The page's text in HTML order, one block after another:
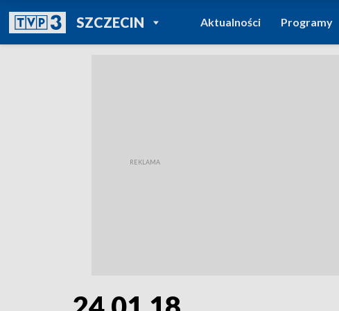
SZCZECINPOWRÓT DO
TVP REGIONY
Aktualności Programy